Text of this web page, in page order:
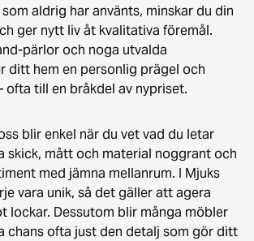
aldrig har använts, minskar du din
ger nytt liv åt kvalitativa föremål.
pärlor och noga utvalda
ditt hem en personlig prägel och
ofta till en bråkdel av nypriset.
blir enkel när du vet vad du letar
skick, mått och material noggrant och
med jämna mellanrum. I Mjuks
vara unik, så det gäller att agera
lockar. Dessutom blir många möbler
chans ofta just den detalj som gör ditt